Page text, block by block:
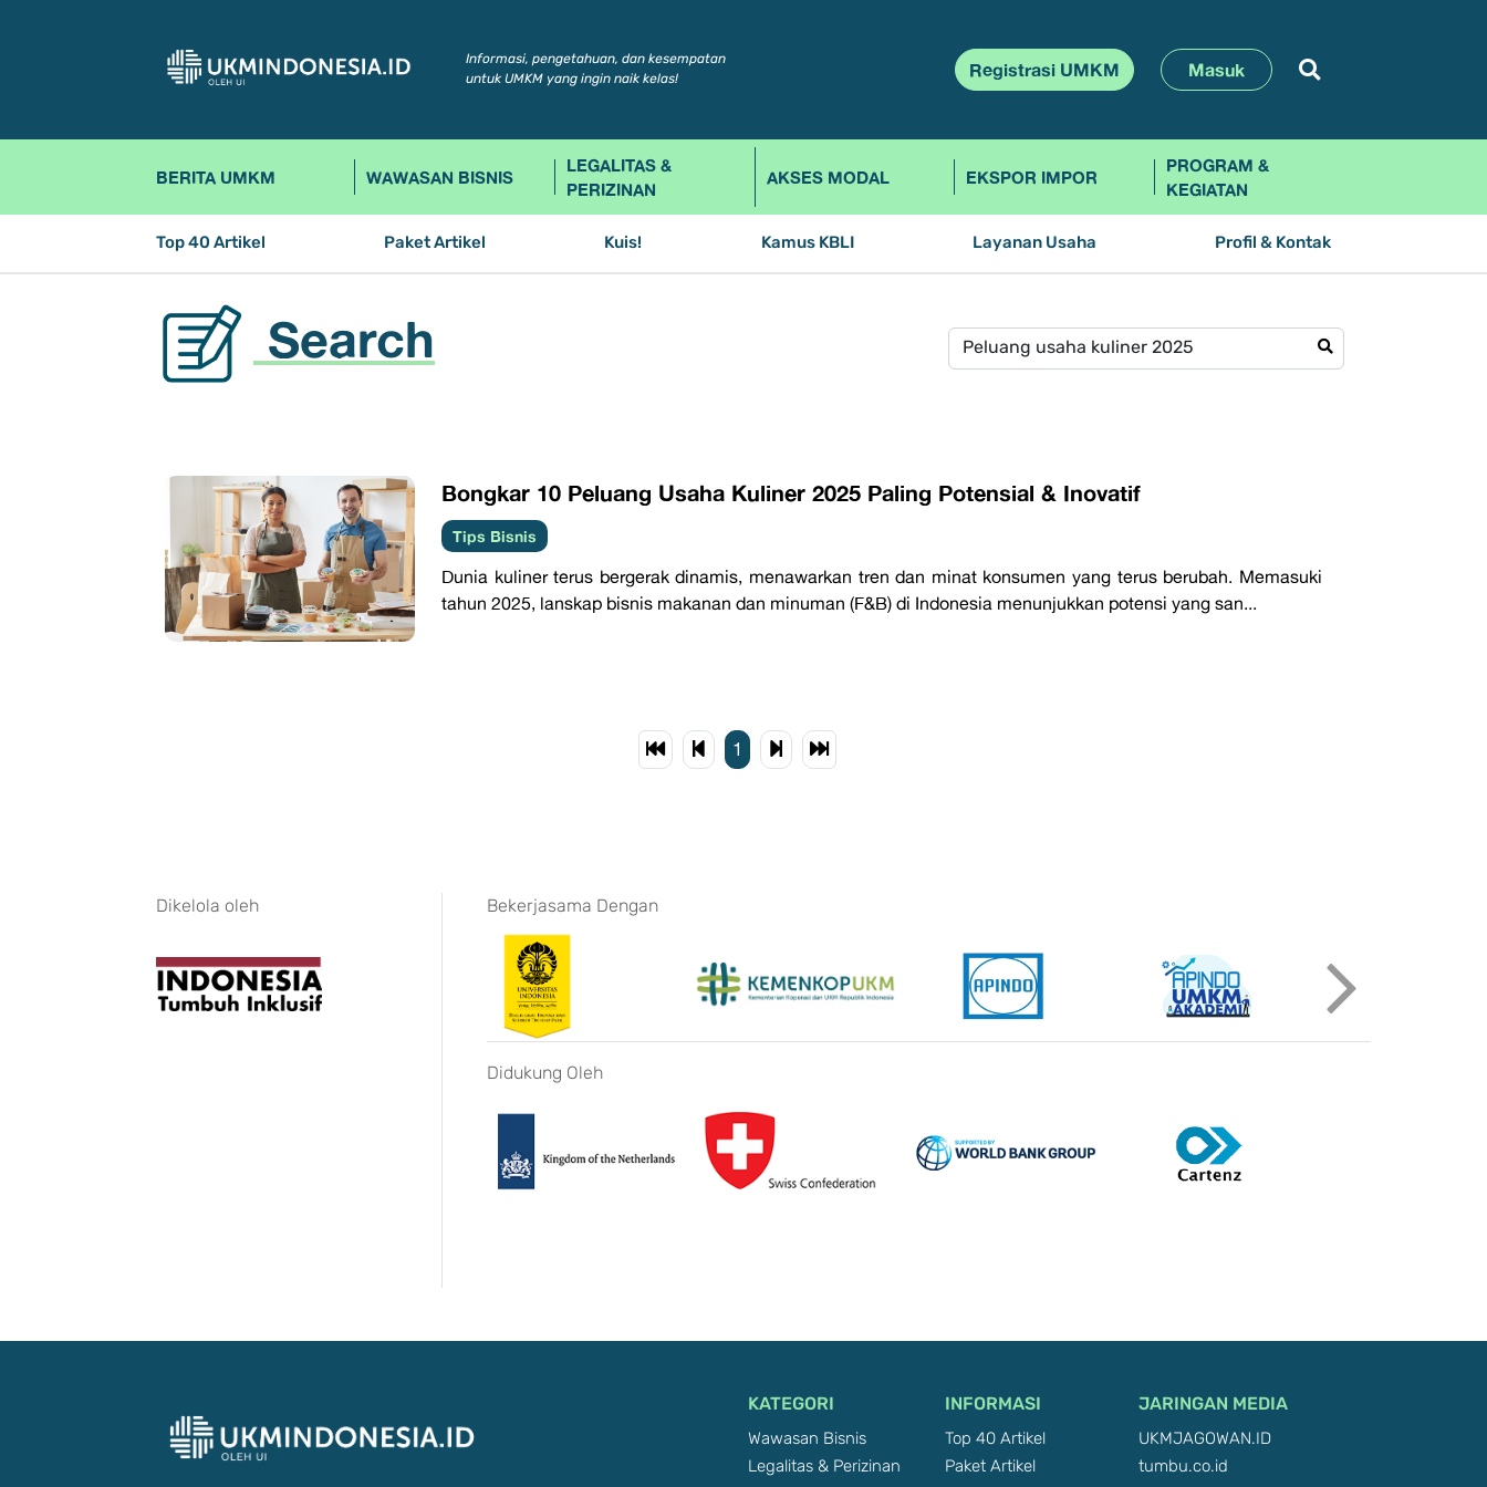
Informasi, pengetahuan, dan kesempatan
untuk UMKM yang ingin naik kelas!
Registrasi UMKM Masuk
BERITA UMKM WAWASAN BISNIS
LEGALITAS &
PERIZINAN
AKSES MODAL EKSPOR IMPOR
PROGRAM &
KEGIATAN
Top 40 Artikel Paket Artikel Kuis! Kamus KBLI Layanan Usaha Profil & Kontak
Search
Bongkar 10 Peluang Usaha Kuliner 2025 Paling Potensial & Inovatif
Tips Bisnis
Dunia kuliner terus bergerak dinamis, menawarkan tren dan minat konsumen yang terus berubah. Memasuki
tahun 2025, lanskap bisnis makanan dan minuman (F&B) di Indonesia menunjukkan potensi yang san...
1
Dikelola oleh Bekerjasama Dengan
Didukung Oleh
KATEGORI
Wawasan Bisnis
Legalitas & Perizinan
INFORMASI
Top 40 Artikel
Paket Artikel
JARINGAN MEDIA
UKMJAGOWAN.ID
tumbu.co.id